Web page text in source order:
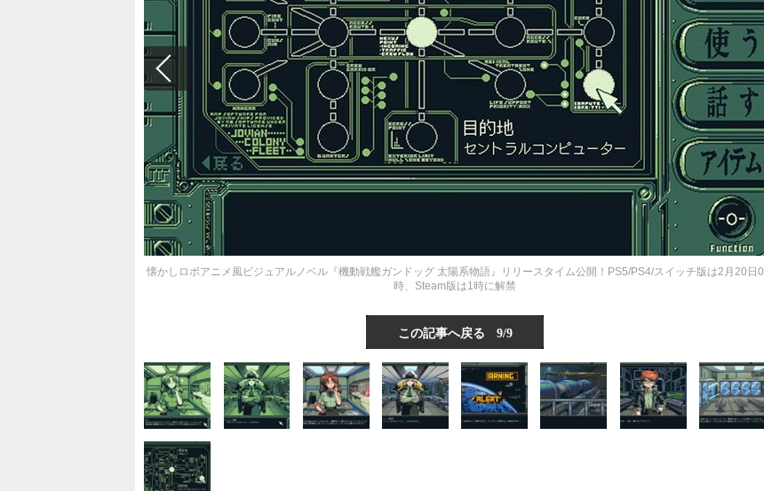
懐かしロボアニメ風ビジュアルノベル『機動戦艦ガンドッグ 太陽系物語』リリースタイム公開！PS5/PS4/スイッチ版は2月20日0
時、Steam版は1時に解禁
この記事へ戻る 9/9